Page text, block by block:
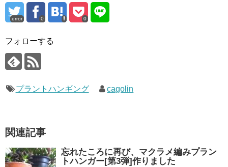
error 0 0
フォローする
プラントハンギング cagolin
関連記事
忘れたころに再び、マクラメ編みプラン
トハンガー[第3弾]作りました